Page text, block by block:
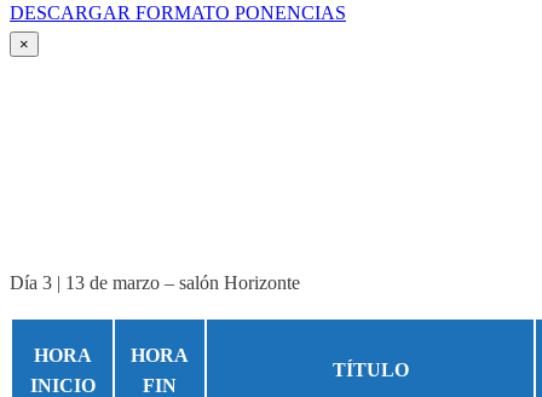
DESCARGAR FORMATO PONENCIAS
×
Día 3 | 13 de marzo – salón Horizonte
HORA
INICIO
HORA
FIN
TÍTULO